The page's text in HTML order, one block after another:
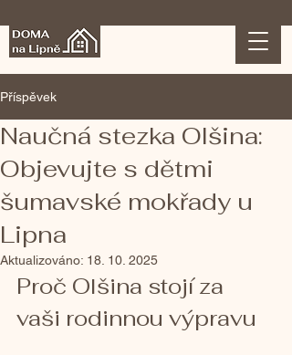
Příspěvek
Naučná stezka Olšina:
Objevujte s dětmi
šumavské mokřady u
Lipna
Aktualizováno: 18. 10. 2025
Proč Olšina stojí za
vaši rodinnou výpravu